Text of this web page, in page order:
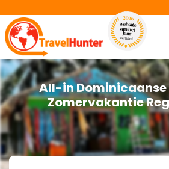
All-in Dominicaanse
Zomervakantie